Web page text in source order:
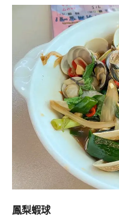
鳳梨蝦球